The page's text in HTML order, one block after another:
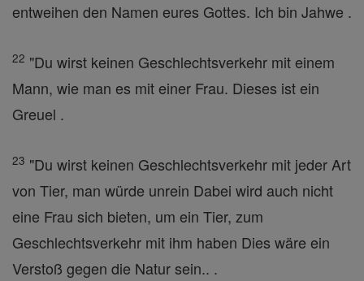
entweihen den Namen eures Gottes. Ich bin Jahwe .
22 "Du wirst keinen Geschlechtsverkehr mit einem
Mann, wie man es mit einer Frau. Dieses ist ein
Greuel .
23 "Du wirst keinen Geschlechtsverkehr mit jeder Art
von Tier, man würde unrein Dabei wird auch nicht
eine Frau sich bieten, um ein Tier, zum
Geschlechtsverkehr mit ihm haben Dies wäre ein
Verstoß gegen die Natur sein.. .